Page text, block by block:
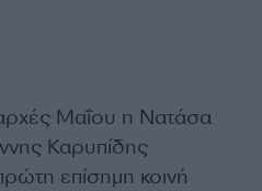
αρχές Μαΐου η Νατάσα
Καρυπίδης
επίσημη κοινή